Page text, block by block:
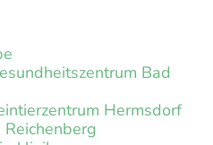
Bad
Hermsdorf